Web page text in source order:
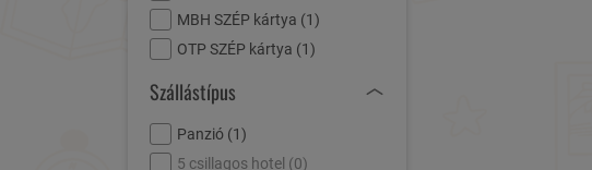
MBH SZÉP kártya (1)
OTP SZÉP kártya (1)
Szállástípus
Panzió (1)
5 csillagos hotel (0)